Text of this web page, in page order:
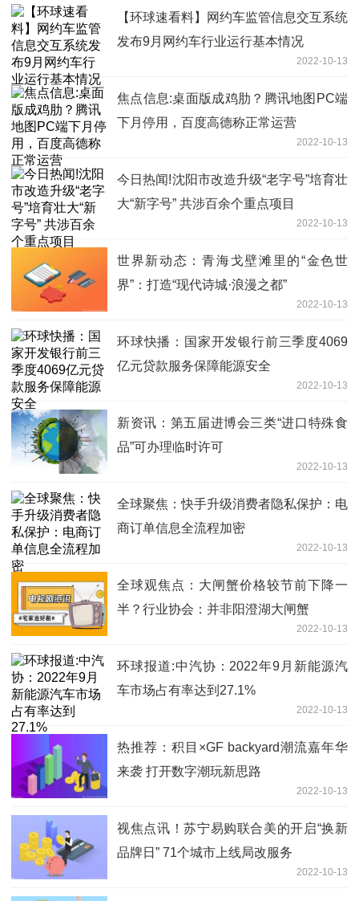
【环球速看料】网约车监管信息交互系统
发布9月网约车行业运行基本情况
2022-10-13
焦点信息:桌面版成鸡肋？腾讯地图PC端
下月停用，百度高德称正常运营
2022-10-13
今日热闻!沈阳市改造升级“老字号”培育壮
大“新字号” 共涉百余个重点项目
2022-10-13
世界新动态：青海戈壁滩里的“金色世
界”：打造“现代诗城·浪漫之都”
2022-10-13
环球快播：国家开发银行前三季度4069
亿元贷款服务保障能源安全
2022-10-13
新资讯：第五届进博会三类“进口特殊食
品”可办理临时许可
2022-10-13
全球聚焦：快手升级消费者隐私保护：电
商订单信息全流程加密
2022-10-13
全球观焦点：大闸蟹价格较节前下降一
半？行业协会：并非阳澄湖大闸蟹
2022-10-13
环球报道:中汽协：2022年9月新能源汽
车市场占有率达到27.1%
2022-10-13
热推荐：积目×GF backyard潮流嘉年华
来袭 打开数字潮玩新思路
2022-10-13
视焦点讯！苏宁易购联合美的开启“换新
品牌日” 71个城市上线局改服务
2022-10-13